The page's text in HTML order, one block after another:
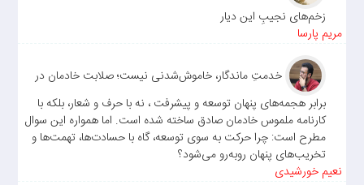
زخم‌های نجیبِ این دیار
مریم پارسا
خدمتِ ماندگار، خاموش‌شدنی نیست؛ صلابت خادمان در
برابر هجمه‌های پنهان توسعه و پیشرفت ، نه با حرف و شعار، بلکه با
کارنامه ملموس خادمان صادق ساخته شده است. اما همواره این سوال
مطرح است: چرا حرکت به سوی توسعه، گاه با حسادت‌ها، تهمت‌ها و
تخریب‌های پنهان روبه‌رو می‌شود؟
نعیم خورشیدی